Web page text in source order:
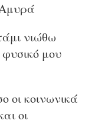
νιώθω
μου
οι κοινωνικά
οι